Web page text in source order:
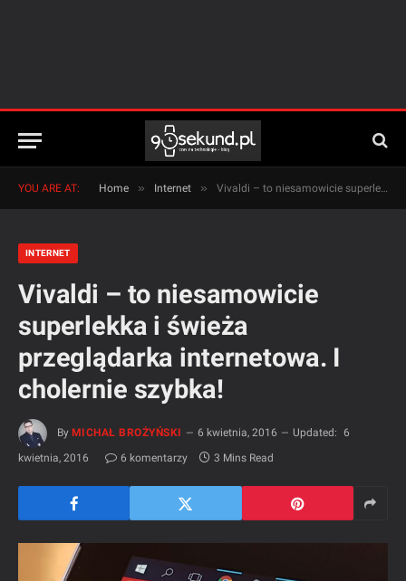
YOU ARE AT: Home » Internet » Vivaldi – to niesamowicie superlekka i świeża przeglądarka internetowa. I cholernie szybka!
INTERNET
Vivaldi – to niesamowicie
superlekka i świeża
przeglądarka internetowa. I
cholernie szybka!
By MICHAŁ BROŻYŃSKI 6 kwietnia, 2016 Updated: 6
kwietnia, 2016
6 komentarzy 3 Mins Read